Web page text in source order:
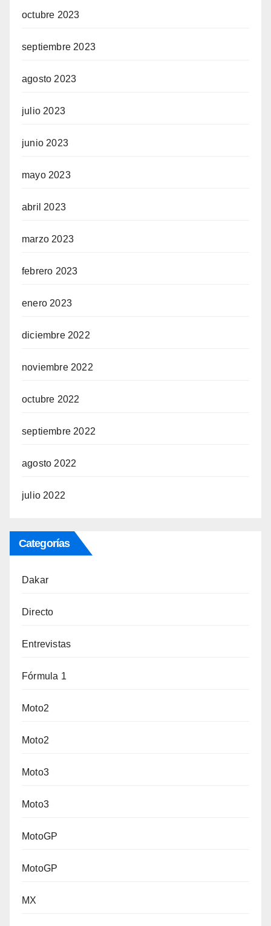
octubre 2023
septiembre 2023
agosto 2023
julio 2023
junio 2023
mayo 2023
abril 2023
marzo 2023
febrero 2023
enero 2023
diciembre 2022
noviembre 2022
octubre 2022
septiembre 2022
agosto 2022
julio 2022
Categorías
Dakar
Directo
Entrevistas
Fórmula 1
Moto2
Moto2
Moto3
Moto3
MotoGP
MotoGP
MX